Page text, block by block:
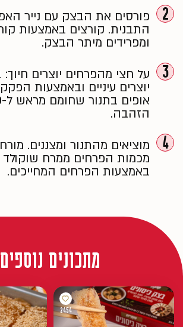
2
פורסים את הבצק עם נייר
התבנית. קורצים באמצעות
ומפרידים מיתר הבצק.
3
על חצי מהפרחים יוצרים
יוצרים עיניים ובאמצעות
הזהבה.
4
מוציאים מהתנור ומצננים.
מכמות הפרחים ממרח שוקולד
באמצעות הפרחים המחייכים.
מתכונים נוספים
2454